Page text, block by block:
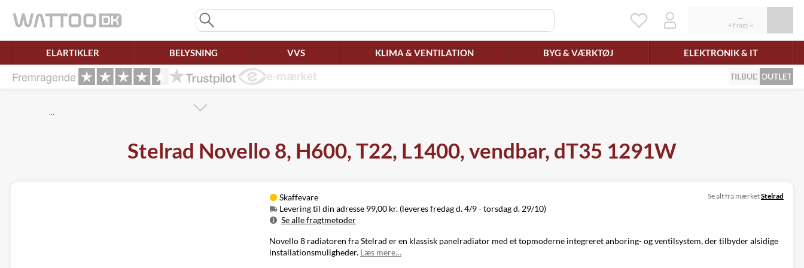
ELARTIKLER BELYSNING VVS KLIMA & VENTILATION BYG & VÆRKTØJ ELEKTRONIK & IT
Fremragende TILBUD OUTLET
…
Stelrad Novello 8, H600, T22, L1400, vendbar, dT35 1291W
Skaffevare
Levering til din adresse 99,00 kr. (leveres fredag d. 4/9 - torsdag d. 29/10)
Se alle fragtmetoder
Metode
Pris
Leveres
Levering til
99,00 kr.
Fredag d. 4/9 -
Se alt fra mærketStelrad
Novello 8 radiatoren fra Stelrad er en klassisk panelradiator med et topmoderne integreret anboring- og ventilsystem, der tilbyder alsidige
installationsmuligheder. Læs mere…
Ret samtykke!